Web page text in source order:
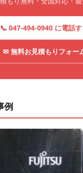
📞 047-494-0940 に電話
✉ 無料お見積もりフォー
例